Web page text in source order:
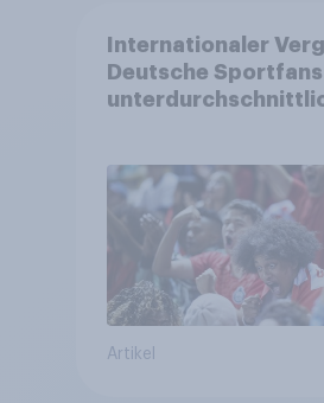
Internationaler
Deutsche
Artikel